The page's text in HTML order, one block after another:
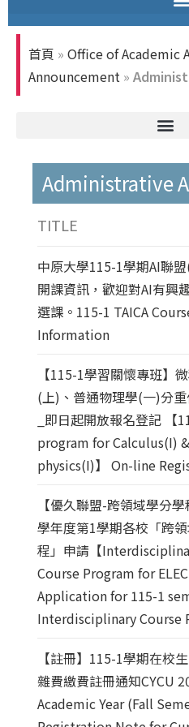
首頁 » Office of Academic
Announcement »
Administrative
TITLE
中原大學115-1學期AI聯盟
開課資訊，歡迎對AI有興
選課。115-1 TAICA
Information
【115-1學習關懷專班】
(上)、普通物理學(一)分
_即日起開放報名登記 【
program for Calculus(I)
physics(I)】 On-line
【優久聯盟-跨領域學分
學年度第1學期各校「跨
程」申請【
Course Program for
Application for 115-1
Interdisciplinary Course
【註冊】115-1學期在校
雜費繳費註冊通知CYCU
Academic Year (Fall